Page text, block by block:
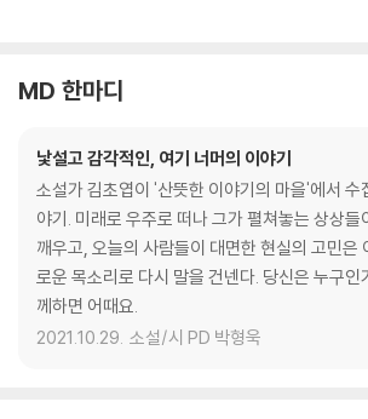
MD 한마디
낯설고 감각적인, 여기 너머의 이야기
소설가 김초엽이 '산뜻한 이야기의 마을'에서 수
야기. 미래로 우주로 떠나 그가 펼쳐놓는 상상들
깨우고, 오늘의 사람들이 대면한 현실의 고민은
로운 목소리로 다시 말을 건넨다. 당신은 누구인
께하면 어때요.
2021.10.29. 소설/시 PD 박형욱